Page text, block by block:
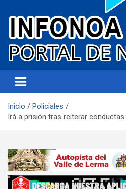
Infonoa Salta
Inicio
Policiales
Irá a prisión tras reiterar